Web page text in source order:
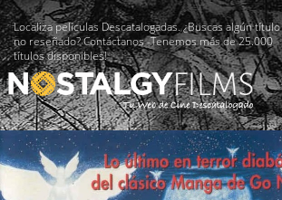
Localiza películas Descatalogadas. ¿Buscas algún título
no reseñado? Contáctanos -Tenemos más de 25.000
títulos disponibles!